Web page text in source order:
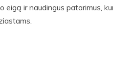
eigą ir naudingus patarimus,